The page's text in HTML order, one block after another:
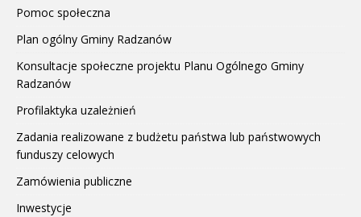
Pomoc społeczna
Plan ogólny Gminy Radzanów
Konsultacje społeczne projektu Planu Ogólnego Gminy
Radzanów
Profilaktyka uzależnień
Zadania realizowane z budżetu państwa lub państwowych
funduszy celowych
Zamówienia publiczne
Inwestycje